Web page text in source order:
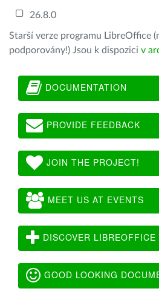
26.8.0
Starší verze programu LibreOffice
podporovány!) Jsou k dispozici v
DOCUMENTATION
PROVIDE FEEDBACK
JOIN THE PROJECT!
MEET US AT EVENTS
DISCOVER LIBREOFFICE
GOOD LOOKING